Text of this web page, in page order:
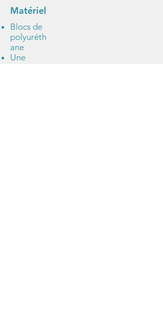
Matériel
Blocs de
polyuréth
ane
Une